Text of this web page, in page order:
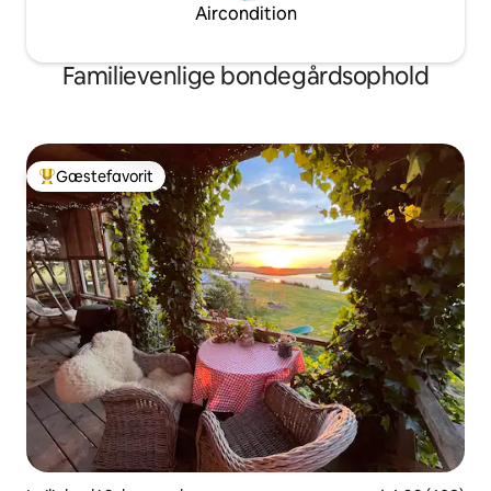
Aircondition
Familievenlige bondegårdsophold
Bedste gæstefavorit
Gæstefavorit